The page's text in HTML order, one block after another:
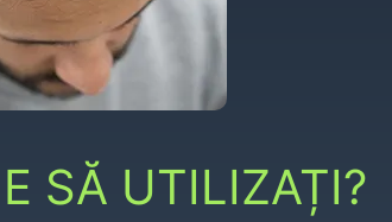
SĂ UTILIZAȚI?